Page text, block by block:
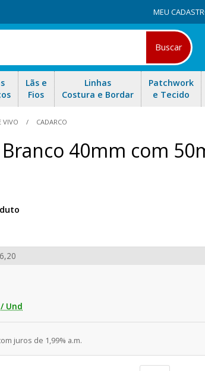
MEU
Buscar
Lãs e
Fios
Linhas
Costura e Bordar
Patchwork
e Tecido
VIVO CADARCO
40mm com
/ Und
juros de 1,99% a.m.